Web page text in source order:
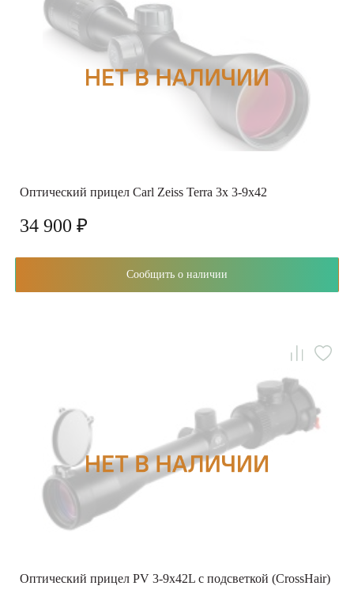
Оптический прицел Carl Zeiss Terra 3x 3-9x42
34 900 ₽
Сообщить о наличии
Оптический прицел PV 3-9x42L с подсветкой (CrossHair)